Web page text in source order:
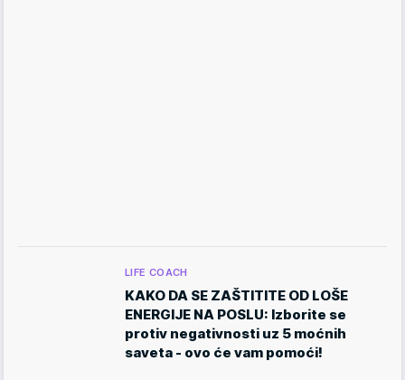
LIFE COACH
KAKO DA SE ZAŠTITITE OD LOŠE
ENERGIJE NA POSLU: Izborite se
protiv negativnosti uz 5 moćnih
saveta - ovo će vam pomoći!